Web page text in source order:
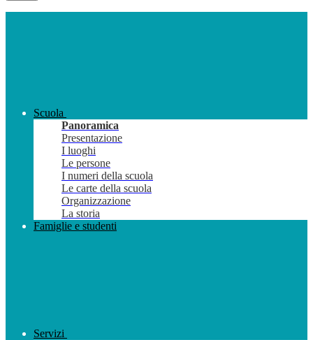
Scuola
Panoramica
Presentazione
I luoghi
Le persone
I numeri della scuola
Le carte della scuola
Organizzazione
La storia
Famiglie e studenti
Servizi